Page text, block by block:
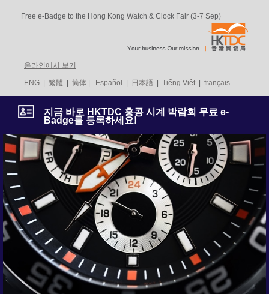
Free e-Badge to the Hong Kong Watch & Clock Fair (3-7 Sep)
온라인에서 보기
ENG 繁體 简体 Español 日本語 Tiếng Việt français
지금 바로 HKTDC 홍콩 시계 박람회 무료 e-
Badge를 등록하세요!